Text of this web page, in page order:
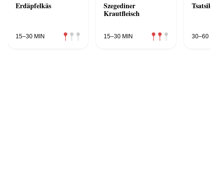
Erdäpfelkäs
15–30 MIN
Szegediner
Krautfleisch
15–30 MIN
Tsatsiki
30–60